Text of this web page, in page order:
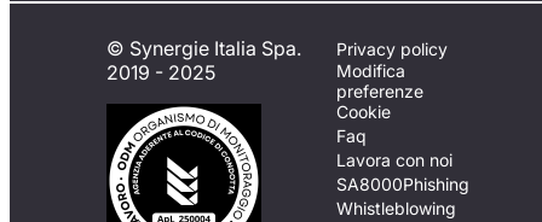
© Synergie Italia Spa.
2019 - 2025
Privacy policy
Modifica
preferenze
Cookie
Faq
Lavora con noi
SA8000Phishing
Whistleblowing